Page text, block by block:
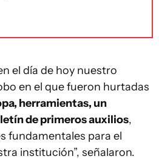
el día de hoy nuestro
en el que fueron hurtadas
herramientas, un
de primeros auxilios,
fundamentales para el
institución”, señalaron.